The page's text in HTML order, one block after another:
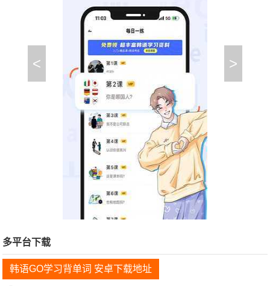
< >
多平台下载
韩语GO学习背单词 安卓下载地址